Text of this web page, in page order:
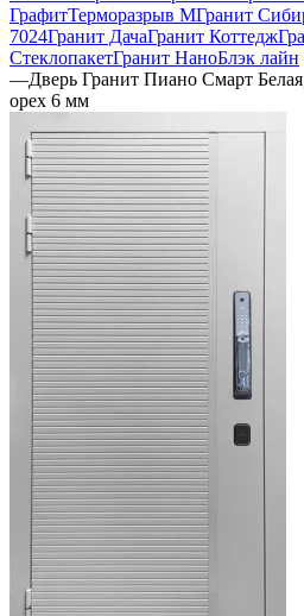
ГрафитТерморазрыв МГранит
7024Гранит ДачаГранит Коттедж
СтеклопакетГранит НаноБлэк лайн
—Дверь Гранит Пиано Смарт
орех 6 мм